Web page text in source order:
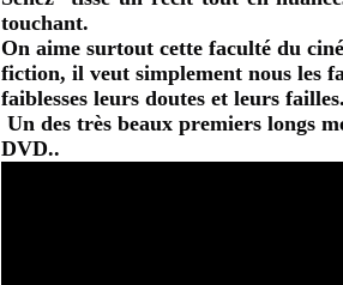
touchant.
On aime surtout cette faculté du
fiction, il veut simplement nous les
faiblesses leurs doutes et leurs
Un des très beaux premiers longs
DVD..